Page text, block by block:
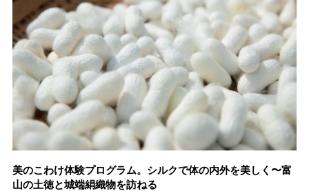
美のこわけ体験プログラム。シルクで体の内外を美しく〜富
山の土徳と城端絹織物を訪ねる